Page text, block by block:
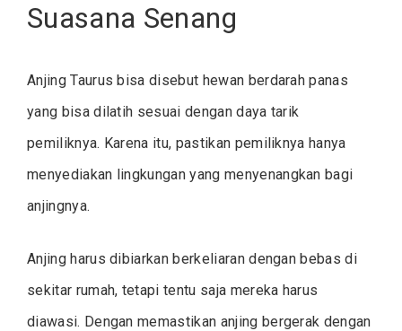
Suasana Senang
Anjing Taurus bisa disebut hewan berdarah panas
yang bisa dilatih sesuai dengan daya tarik
pemiliknya. Karena itu, pastikan pemiliknya hanya
menyediakan lingkungan yang menyenangkan bagi
anjingnya.
Anjing harus dibiarkan berkeliaran dengan bebas di
sekitar rumah, tetapi tentu saja mereka harus
diawasi. Dengan memastikan anjing bergerak dengan